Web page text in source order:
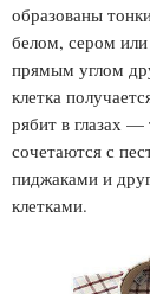
образованы
белом, сером
прямым углом
клетка
рябит в глазах
сочетаются с
пиджаками и
клетками.